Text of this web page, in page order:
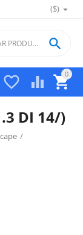
($)
0

 

DI 14/)
/